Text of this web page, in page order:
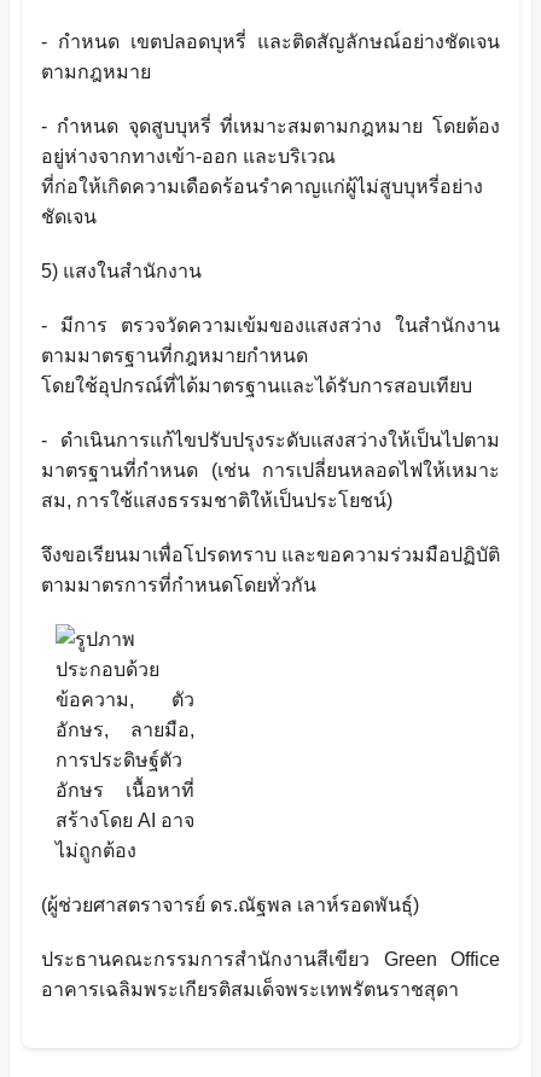
- กำหนด เขตปลอดบุหรี่ และติดสัญลักษณ์อย่างชัดเจน
ตามกฎหมาย
- กำหนด จุดสูบบุหรี่ ที่เหมาะสมตามกฎหมาย โดยต้อง
อยู่ห่างจากทางเข้า-ออก และบริเวณ
ที่ก่อให้เกิดความเดือดร้อนรำคาญแก่ผู้ไม่สูบบุหรี่อย่าง
ชัดเจน
5) แสงในสำนักงาน
- มีการ ตรวจวัดความเข้มของแสงสว่าง ในสำนักงาน
ตามมาตรฐานที่กฎหมายกำหนด
โดยใช้อุปกรณ์ที่ได้มาตรฐานและได้รับการสอบเทียบ
- ดำเนินการแก้ไขปรับปรุงระดับแสงสว่างให้เป็นไปตาม
มาตรฐานที่กำหนด (เช่น การเปลี่ยนหลอดไฟให้เหมาะ
สม, การใช้แสงธรรมชาติให้เป็นประโยชน์)
จึงขอเรียนมาเพื่อโปรดทราบ และขอความร่วมมือปฏิบัติ
ตามมาตรการที่กำหนดโดยทั่วกัน
(ผู้ช่วยศาสตราจารย์ ดร.ณัฐพล เลาห์รอดพันธุ์)
ประธานคณะกรรมการสำนักงานสีเขียว Green Office
อาคารเฉลิมพระเกียรติสมเด็จพระเทพรัตนราชสุดา